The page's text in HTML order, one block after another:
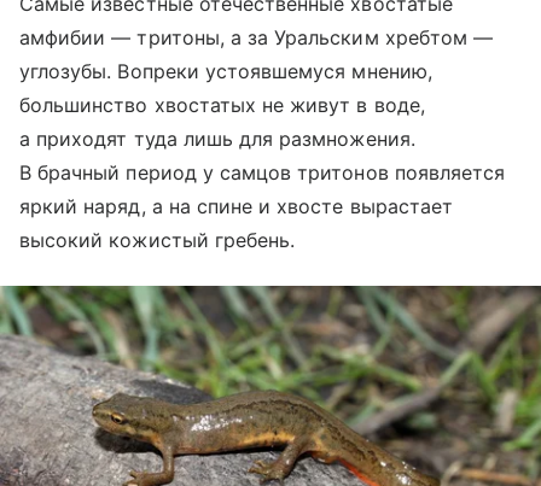
амфибии — тритоны, а за Уральским хребтом —
углозубы. Вопреки устоявшемуся мнению,
большинство хвостатых не живут в воде,
а приходят туда лишь для размножения.
В брачный период у самцов тритонов появляется
яркий наряд, а на спине и хвосте вырастает
высокий кожистый гребень.